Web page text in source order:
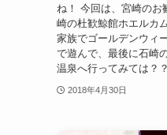
ね！ 今回は、宮崎の
崎の杜歓鯨館ホエルカ
家族でゴールデンウィ
で遊んで、最後に石崎
温泉へ行ってみては？
2018年4月30日